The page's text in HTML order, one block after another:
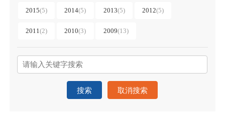
2015(5) 2014(5) 2013(5) 2012(5)
2011(2) 2010(3) 2009(13)
搜索 取消搜索